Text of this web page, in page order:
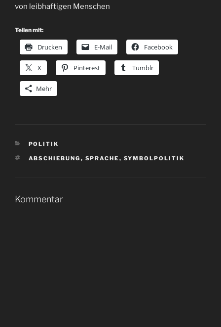
von leibhaftigen Menschen
Teilen mit:
Drucken E-Mail Facebook
X Pinterest Tumblr
Mehr
KATEGORIEN
POLITIK
SCHLAGWÖRTER
ABSCHIEBUNG , SPRACHE , SYMBOLPOLITIK
Kommentar